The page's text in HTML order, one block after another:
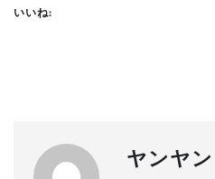
いいね:
ヤンヤン